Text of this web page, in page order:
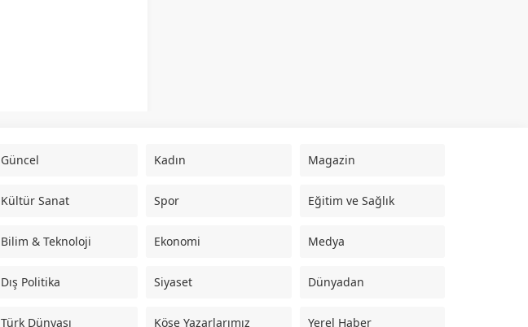
Güncel Kadın Magazin
Kültür Sanat Spor Eğitim ve Sağlık
Bilim & Teknoloji Ekonomi Medya
Dış Politika Siyaset Dünyadan
Türk Dünyası Köşe Yazarlarımız Yerel Haber